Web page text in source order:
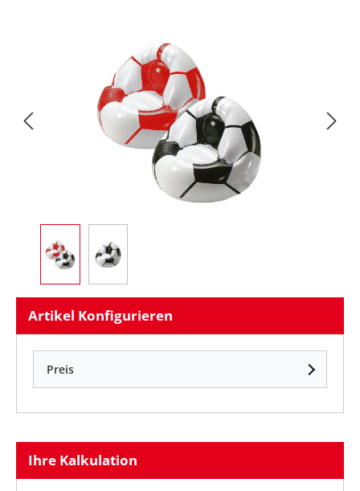
Artikel Konfigurieren
Preis
Ihre Kalkulation